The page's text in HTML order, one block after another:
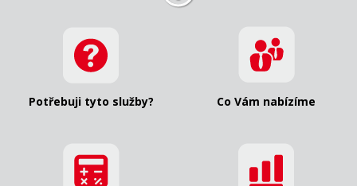
Potřebuji tyto služby? Co Vám nabízíme